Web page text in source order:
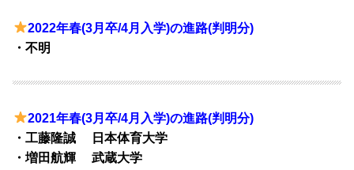
2022年春(3月卒/4月入学)の進路(判明分)
・不明
2021年春(3月卒/4月入学)の進路(判明分)
・工藤隆誠 日本体育大学
・増田航輝 武蔵大学